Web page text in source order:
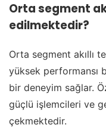
Orta segment
edilmektedir?
Orta segment akıllı
yüksek performansı
bir deneyim sağlar.
güçlü işlemcileri ve
çekmektedir.